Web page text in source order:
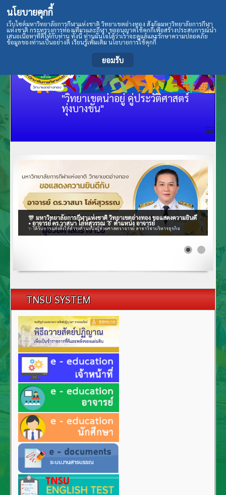
"วิทยาเขตน่าอยู่ คู่ประวัติศาสตร์
ทุ่งบางขัน"
≡
🎊 มหาวิทยาลัยการกีฬาแห่งชาติ วิทยาเขตอ่างทอง ขอแสดงความยินดี
• อาจารย์ ดร.วาสนา โล่ห์สุวรรณ 👔 ตำแหน่ง อาจารย์
✨ ได้รับการแต่งตั้งให้ดำรงตำแหน่งผู้ช่วยศาสตราจารย์ สาขาวิชาบริหารธุรกิจ
TNSU SYSTEM
นโยบายคุกกี้
เว็บไซต์มหาวิทยาลัยการกีฬาแห่งชาติ วิทยาเขตอ่างทอง สังกัดมหาวิทยาลัยการกีฬา
แห่งชาติ กระทรวงการท่องเที่ยวและกีฬา ขออนุญาตใช้คุกกี้เพื่อสร้างประสบการณ์นำ
เสนอเนื้อหาที่ดีให้กับท่าน ทั้งนี้ ท่านมั่นใจได้ว่าเราจะดูแลและรักษาความปลอดภัย
ข้อมูลของท่านเป็นอย่างดี เรียนรู้เพิ่มเติม นโยบายการใช้คุกกี้
ยอมรับ